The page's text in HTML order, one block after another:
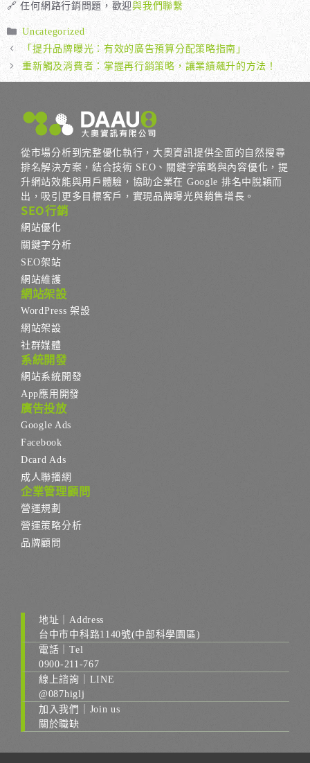
🔗 任何網路行銷問題，歡迎與我們聯繫
分
類
Uncategorized
「提升品牌曝光：有效的廣告預算分配策略指南」
重新觸及消費者：掌握再行銷策略，讓業績飆升的方法！
從市場分析到完整優化執行，大奧資訊提供全面的自然搜尋
排名解決方案，結合技術 SEO、關鍵字策略與內容優化，提
升網站效能與用戶體驗，協助企業在 Google 排名中脫穎而
出，吸引更多目標客戶，實現品牌曝光與銷售增長。
SEO行銷
網站優化
關鍵字分析
SEO架站
網站維護
網站架設
WordPress 架設
網站架設
社群媒體
系統開發
網站系統開發
App應用開發
廣告投放
Google Ads
Facebook
Dcard Ads
成人聯播網
企業管理顧問
營運規劃
營運策略分析
品牌顧問
地址｜Address
台中市中科路1140號(中部科學園區)
電話｜Tel
0900-211-767
線上諮詢｜LINE
@087higlj
加入我們｜Join us
關於職缺